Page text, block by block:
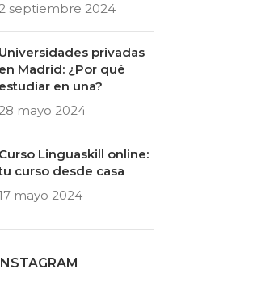
2 septiembre 2024
Universidades privadas
en Madrid: ¿Por qué
estudiar en una?
28 mayo 2024
Curso Linguaskill online:
curso desde casa
mayo 2024